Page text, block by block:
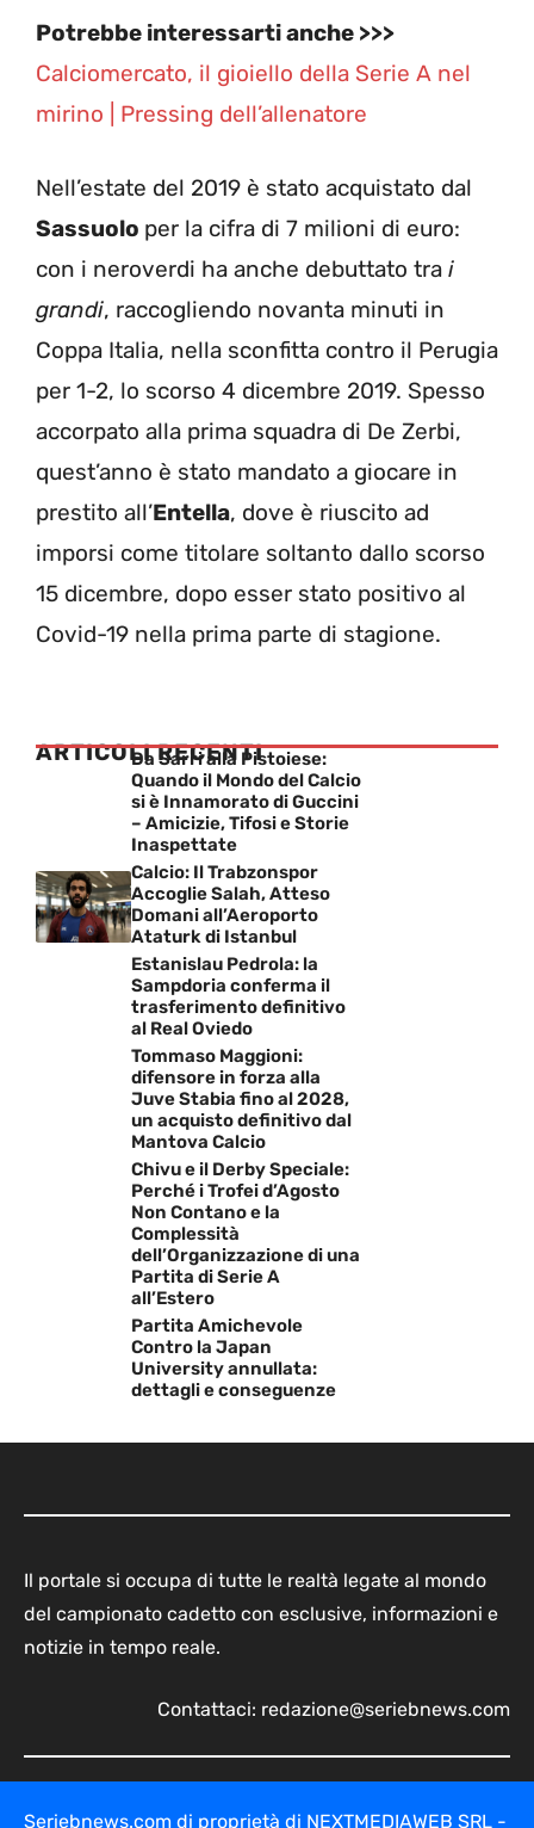
Potrebbe interessarti anche >>>
Calciomercato, il gioiello della Serie A nel
mirino | Pressing dell’allenatore
Nell’estate del 2019 è stato acquistato dal
Sassuolo per la cifra di 7 milioni di euro:
con i neroverdi ha anche debuttato tra i
grandi, raccogliendo novanta minuti in
Coppa Italia, nella sconfitta contro il Perugia
per 1-2, lo scorso 4 dicembre 2019. Spesso
accorpato alla prima squadra di De Zerbi,
quest’anno è stato mandato a giocare in
prestito all’Entella, dove è riuscito ad
imporsi come titolare soltanto dallo scorso
15 dicembre, dopo esser stato positivo al
Covid-19 nella prima parte di stagione.
ARTICOLI RECENTI
Da Sarri alla Pistoiese:
Quando il Mondo del Calcio
si è Innamorato di Guccini
– Amicizie, Tifosi e Storie
Inaspettate
Calcio: Il Trabzonspor
Accoglie Salah, Atteso
Domani all’Aeroporto
Ataturk di Istanbul
Estanislau Pedrola: la
Sampdoria conferma il
trasferimento definitivo
al Real Oviedo
Tommaso Maggioni:
difensore in forza alla
Juve Stabia fino al 2028,
un acquisto definitivo dal
Mantova Calcio
Chivu e il Derby Speciale:
Perché i Trofei d’Agosto
Non Contano e la
Complessità
dell’Organizzazione di una
Partita di Serie A
all’Estero
Partita Amichevole
Contro la Japan
University annullata:
dettagli e conseguenze
Il portale si occupa di tutte le realtà legate al mondo
del campionato cadetto con esclusive, informazioni e
notizie in tempo reale.
Contattaci: redazione@seriebnews.com
Seriebnews.com di proprietà di NEXTMEDIAWEB SRL -